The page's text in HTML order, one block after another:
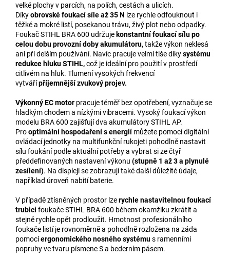
velké plochy v parcích, na polích, cestách a ulicích.
Díkyobrovské foukací síle až 35 N lze rychle odfouknout i
těžké a mokré listí, posekanou trávu, živý plot nebo odpadky.
Foukač STIHL BRA 600 udržujekonstantní foukací sílu po
celou dobu provozní doby akumulátoru,takže výkon neklesá
ani při delším používání. Navíc pracuje velmi tiše díkysystému
redukce hluku STIHL,což je ideální pro použití v prostředí
citlivém na hluk. Tlumení vysokých frekvencí
vytvářípříjemnější zvukový projev.
Výkonný EC motor pracuje téměř bez opotřebení, vyznačuje se
hladkým chodem a nízkými vibracemi. Vysoký foukací výkon
modelu BRA 600 zajišťují dva akumulátory STIHL AP.
Prooptimální hospodaření s energií můžete pomocí digitální
ovládací jednotky na multifunkční rukojeti pohodlně nastavit
sílu foukání podle aktuální potřeby a vybrat si ze čtyř
předdefinovaných nastavení výkonu (stupně 1 až 3 a plynulé
zesílení). Na displeji se zobrazují také další důležité údaje,
například úroveň nabití baterie.
V případě ztísněných prostor lzerychle nastavitelnou foukací
trubici foukače STIHL BRA 600 během okamžiku zkrátit a
stejně rychle opět prodloužit. Hmotnost profesionálního
foukače listí je rovnoměrně a pohodlně rozložena na záda
pomocíergonomického nosného systémus ramenními
popruhy ve tvaru písmene S a bederním pásem.